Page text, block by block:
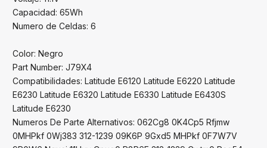
Capacidad: 65Wh
Numero de Celdas: 6
Color: Negro
Part Number: J79X4
Compatibilidades: Latitude E6120 Latitude E6220 Latitude
E6230 Latitude E6320 Latitude E6330 Latitude E6430S
Latitude E6230
Numeros De Parte Alternativos: 062Cg8 0K4Cp5 Rfjmw
0MHPkf 0Wj383 312-1239 09K6P 9Gxd5 MHPkf 0F7W7V